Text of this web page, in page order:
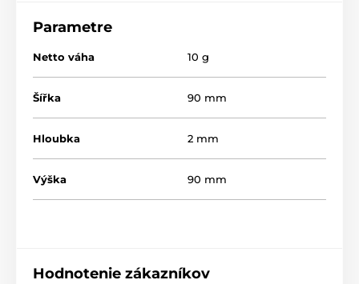
Parametre
Netto váha 10 g
Šířka 90 mm
Hloubka 2 mm
Výška 90 mm
Hodnotenie zákazníkov